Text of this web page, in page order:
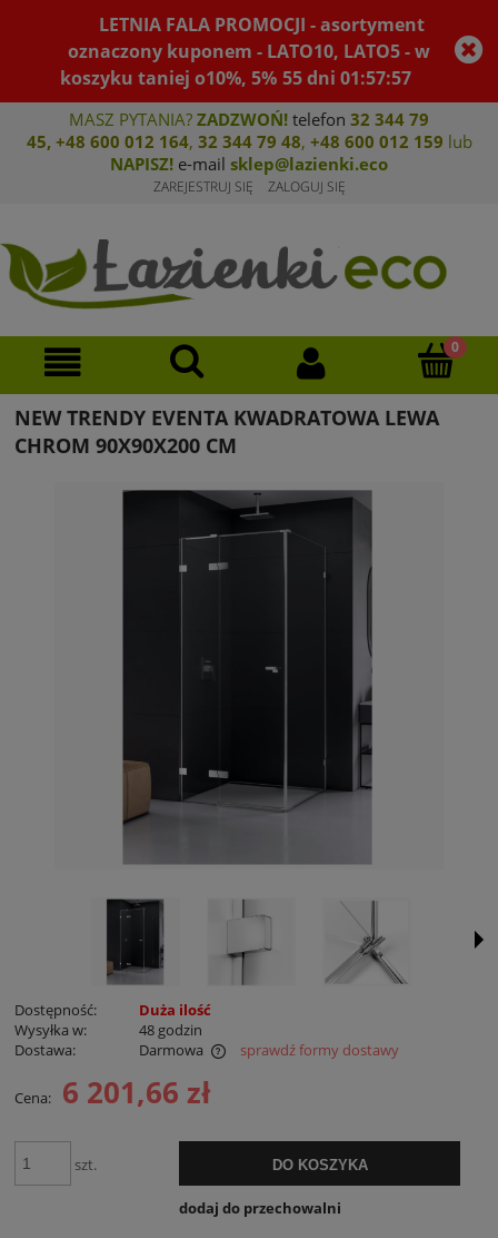
LETNIA FALA PROMOCJI - asortyment
oznaczony kuponem - LATO10, LATO5 - w
koszyku taniej o10%, 5% 55dni01:57:57
MASZ PYTANIA? ZADZWOŃ! telefon 32 344 79
45, +48 600 012 164, 32 344 79 48, +48 600 012 159 lub
NAPISZ! e-mail sklep@lazienki.eco
ZAREJESTRUJ SIĘ ZALOGUJ SIĘ
NEW TRENDY EVENTA KWADRATOWA LEWA
CHROM 90X90X200 CM
Dostępność:
Duża ilość
Wysyłka w:
48 godzin
Dostawa:
Darmowa
sprawdź formy dostawy
Cena: 6 201,66 zł
szt. DO KOSZYKA
dodaj do przechowalni